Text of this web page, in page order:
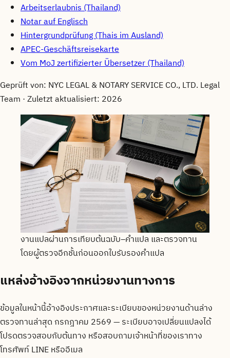
Arbeitserlaubnis (Thailand)
Notar auf Englisch
Hintergrundprüfung (Thais im Ausland)
APEC-Geschäftsreisekarte
Vom MoJ zertifizierter Übersetzer (Thailand)
Geprüft von: NYC LEGAL & NOTARY SERVICE CO., LTD. Legal
Team ·Zuletzt aktualisiert: 2026
งานแปลผ่านการเทียบต้นฉบับ–คำแปล และตรวจทาน
โดยผู้ตรวจอีกชั้นก่อนออกใบรับรองคำแปล
แหล่งอ้างอิงจากหน่วยงานทางการ
ข้อมูลในหน้านี้อ้างอิงประกาศและระเบียบของหน่วยงานด้านล่าง
ตรวจทานล่าสุด กรกฎาคม 2569— ระเบียบอาจเปลี่ยนแปลงได้
โปรดตรวจสอบกับต้นทาง หรือสอบถามเจ้าหน้าที่ของเราทาง
โทรศัพท์ LINE หรืออีเมล